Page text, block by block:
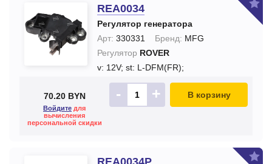
REA0034
Регулятор генератора
Арт: 330331 Бренд: MFG
Регулятор ROVER
v: 12V; st: L-DFM(FR);
70.20 BYN
Войдите для
вычисления
персональной скидки
- + В корзину
REA0034P